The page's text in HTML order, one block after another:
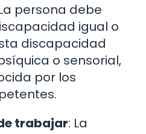
persona debe
igual o
discapacidad
o sensorial,
por los
trabajar: La